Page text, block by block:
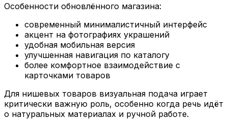
Особенности обновлённого магазина:
современный минималистичный интерфейс
акцент на фотографиях украшений
удобная мобильная версия
улучшенная навигация по каталогу
более комфортное взаимодействие с
карточками товаров
Для нишевых товаров визуальная подача играет
критически важную роль, особенно когда речь идёт
о натуральных материалах и ручной работе.